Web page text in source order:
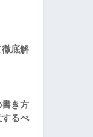
底解
き方
るべ